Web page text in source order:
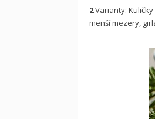
2Varianty:
menší mezery,